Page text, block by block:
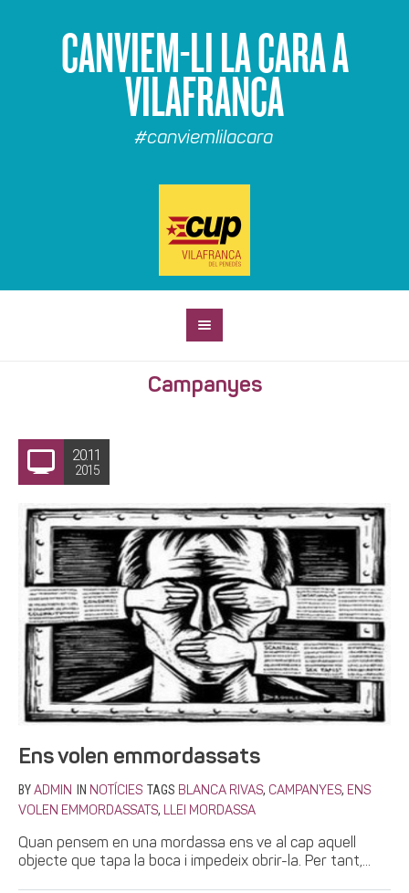
CANVIEM-LI LA CARA A
VILAFRANCA
#canviemlilacara
Campanyes
20.11
2015
Ens volen emmordassats
BY ADMIN IN NOTÍCIES TAGS BLANCA RIVAS, CAMPANYES, ENS
VOLEN EMMORDASSATS, LLEI MORDASSA
Quan pensem en una mordassa ens ve al cap aquell
objecte que tapa la boca i impedeix obrir-la. Per tant,...